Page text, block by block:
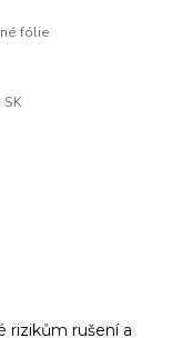
fólie
SK
rizikům rušení a